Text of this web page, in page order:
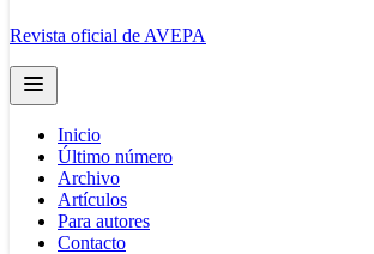
Revista oficial de AVEPA
Open main menu
Inicio
Último número
Archivo
Artículos
Para autores
Contacto